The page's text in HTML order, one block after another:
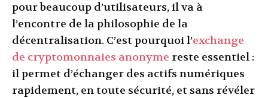
pour beaucoup d’utilisateurs, il va à
l’encontre de la philosophie de la
décentralisation. C’est pourquoi l’exchange
de cryptomonnaies anonyme reste essentiel :
il permet d’échanger des actifs numériques
rapidement, en toute sécurité, et sans révéler